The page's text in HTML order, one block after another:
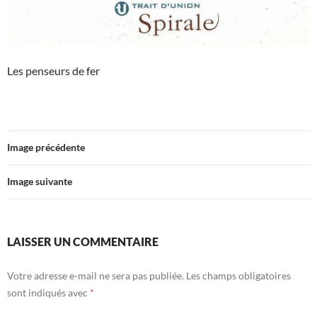
Les penseurs de fer
Image précédente
Image suivante
LAISSER UN COMMENTAIRE
Votre adresse e-mail ne sera pas publiée. Les champs obligatoires
sont indiqués avec *